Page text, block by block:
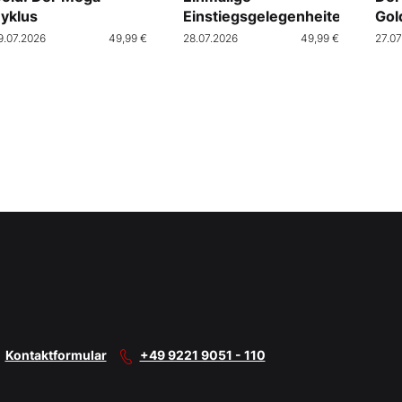
49,99 €
Einstiegsgelegenheiten
28.07.2026 49,99 €
Kontaktformular +49 9221 9051 - 110